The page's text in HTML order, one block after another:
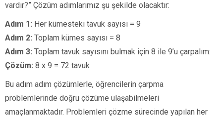
vardır?” Çözüm adımlarımız şu şekilde olacaktır:
Adım 1: Her kümesteki tavuk sayısı = 9
Adım 2: Toplam kümes sayısı = 8
Adım 3: Toplam tavuk sayısını bulmak için 8 ile 9’u çarpalım:
Çözüm: 8 x 9 = 72 tavuk
Bu adım adım çözümlerle, öğrencilerin çarpma
problemlerinde doğru çözüme ulaşabilmeleri
amaçlanmaktadır. Problemleri çözme sürecinde yapılan her